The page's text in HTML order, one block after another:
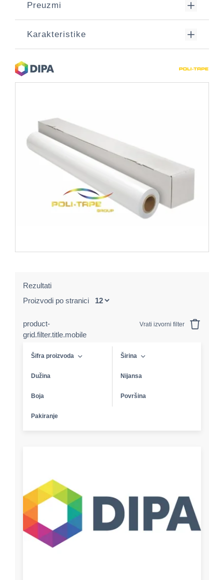
Preuzmi
Karakteristike
Rezultati
Proizvodi po stranici
product-
grid.filter.title.mobile
Vrati izvorni filter
Šifra proizvoda Širina
Dužina Nijansa
Boja Površina
Pakiranje